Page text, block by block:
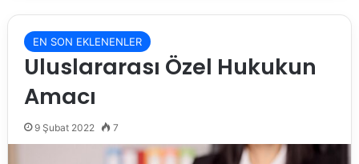
EN SON EKLENENLER
Uluslararası Özel Hukukun
Amacı
9 Şubat 2022 7